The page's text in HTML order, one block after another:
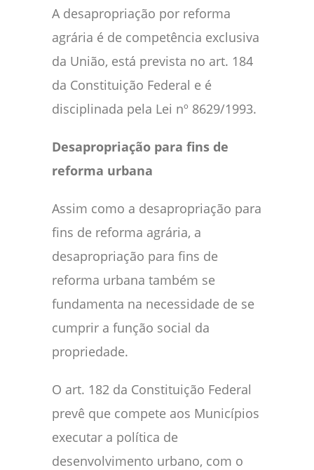
A desapropriação por reforma
agrária é de competência exclusiva
da União, está prevista no art. 184
da Constituição Federal e é
disciplinada pela Lei nº 8629/1993.
Desapropriação para fins de
reforma urbana
Assim como a desapropriação para
fins de reforma agrária, a
desapropriação para fins de
reforma urbana também se
fundamenta na necessidade de se
cumprir a função social da
propriedade.
O art. 182 da Constituição Federal
prevê que compete aos Municípios
executar a política de
desenvolvimento urbano, com o